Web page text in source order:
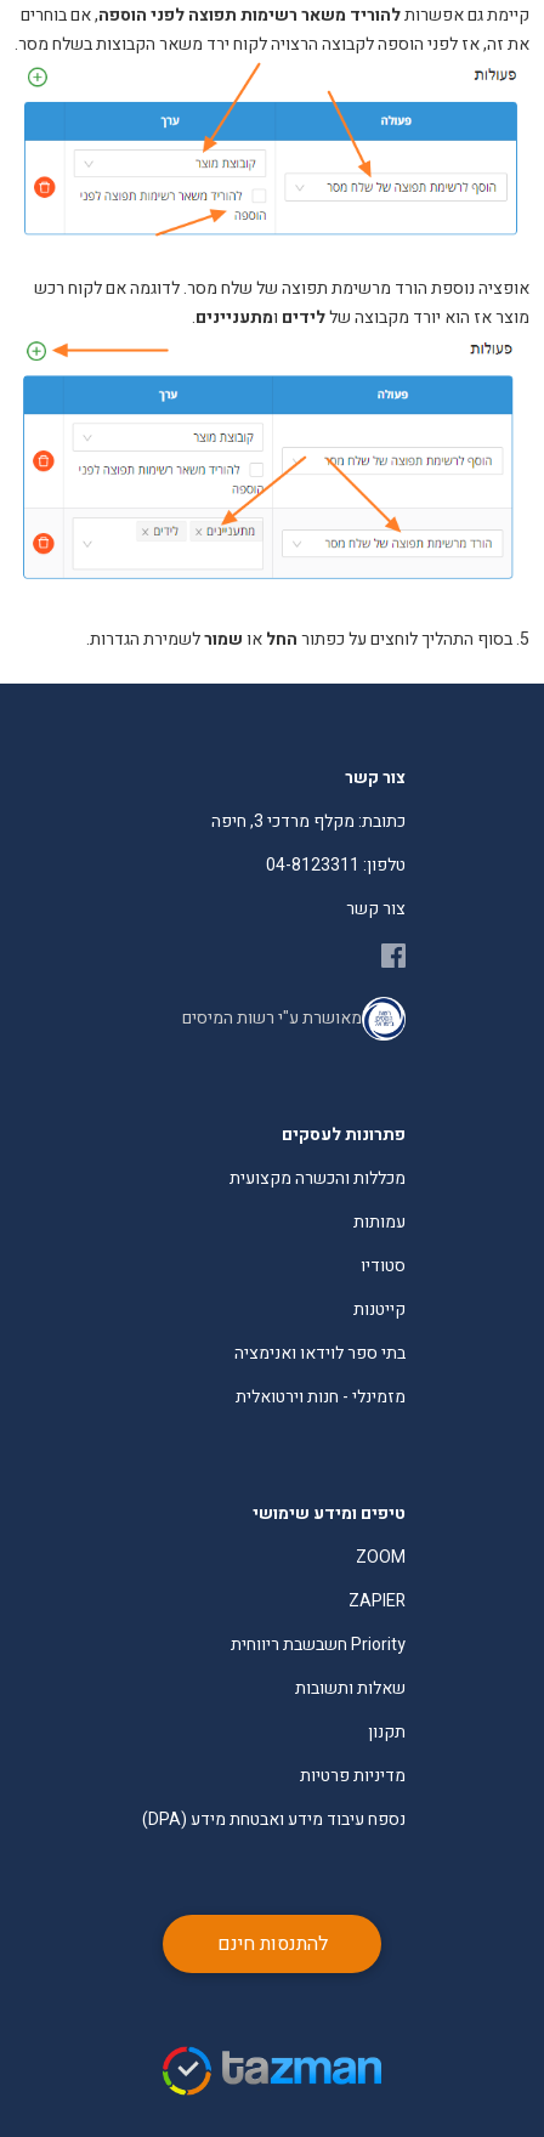
קיימת גם אפשרותלהוריד משאר רשימות תפוצה לפני הוספה, אם בוחרים
את זה, אז לפני הוספה לקבוצה הרצויה לקוח ירד משאר הקבוצות בשלח מסר.
אופציה נוספת הורד מרשימת תפוצה של שלח מסר. לדוגמה אם לקוח רכש
מוצר אז הוא יורד מקבוצה שללידים ומתעניינים.
5. בסוף התהליך לוחצים על כפתור החלאושמורלשמירת הגדרות.
צור קשר
כתובת: מקלף מרדכי 3, חיפה
טלפון: 04-8123311
צור קשר
מאושרת ע"י רשות המיסים
פתרונות לעסקים
מכללות והכשרה מקצועית
עמותות
סטודיו
קייטנות
בתי ספר לוידאו ואנימציה
מזמינלי - חנות וירטואלית
טיפים ומידע שימושי
ZOOM
ZAPIER
Priority חשבשבת ריווחית
שאלות ותשובות
תקנון
מדיניות פרטיות
נספח עיבוד מידע ואבטחת מידע (DPA)
להתנסות חינם